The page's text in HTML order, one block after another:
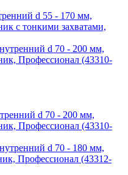
d 55 - 170 мм,
с тонкими захватами,
d 70 - 200 мм,
Профессионал (43310-